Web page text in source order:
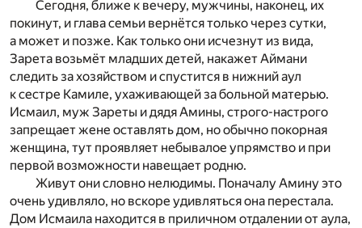
Сегодня, ближе к вечеру, мужчины, наконец, их
покинут, и глава семьи вернётся только через сутки,
а может и позже. Как только они исчезнут из вида,
Зарета возьмёт младших детей, накажет Аймани
следить за хозяйством и спустится в нижний аул
к сестре Камиле, ухаживающей за больной матерью.
Исмаил, муж Зареты и дядя Амины, строго-настрого
запрещает жене оставлять дом, но обычно покорная
женщина, тут проявляет небывалое упрямство и при
первой возможности навещает родню.
Живут они словно нелюдимы. Поначалу Амину это
очень удивляло, но вскоре удивляться она перестала.
Дом Исмаила находится в приличном отдалении от аула,